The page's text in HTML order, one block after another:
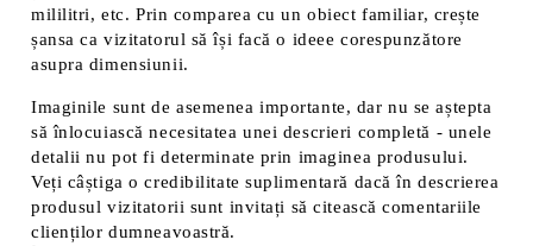
mililitri, etc. Prin comparea cu un obiect familiar, crește
șansa ca vizitatorul să își facă o ideee corespunzătore
asupra dimensiunii.
Imaginile sunt de asemenea importante, dar nu se aștepta
să înlocuiască necesitatea unei descrieri completă - unele
detalii nu pot fi determinate prin imaginea produsului.
Veți câștiga o credibilitate suplimentară dacă în descrierea
produsul vizitatorii sunt invitați să citească comentariile
clienților dumneavoastră.